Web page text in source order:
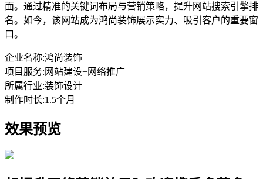
面。通过精准的关键词布局与营销策略，提升网站搜索引擎排
名。如今，该网站成为鸿尚装饰展示实力、吸引客户的重要窗
口。
企业名称:鸿尚装饰
项目服务: 网站建设+网络推广
所属行业:装饰设计
制作时长:1.5个月
效果预览